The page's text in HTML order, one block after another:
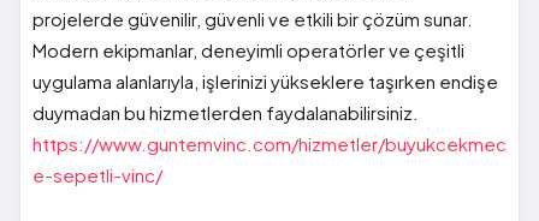
projelerde güvenilir, güvenli ve etkili bir çözüm sunar.
Modern ekipmanlar, deneyimli operatörler ve çeşitli
uygulama alanlarıyla, işlerinizi yükseklere taşırken endişe
duymadan bu hizmetlerden faydalanabilirsiniz.
https://www.guntemvinc.com/hizmetler/buyukcekmec
e-sepetli-vinc/